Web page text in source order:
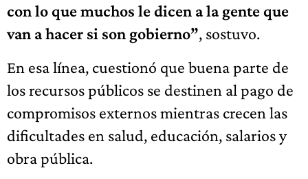
con lo que muchos le dicen a la gente que
van a hacer si son gobierno”, sostuvo.
En esa línea, cuestionó que buena parte de
los recursos públicos se destinen al pago de
compromisos externos mientras crecen las
dificultades en salud, educación, salarios y
obra pública.